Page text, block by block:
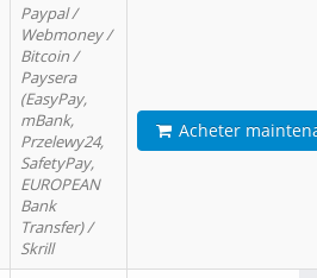
Paypal /
Webmoney /
Bitcoin /
Paysera
(EasyPay,
mBank,
Przelewy24,
SafetyPay,
EUROPEAN
Bank
Transfer) /
Skrill
Acheter